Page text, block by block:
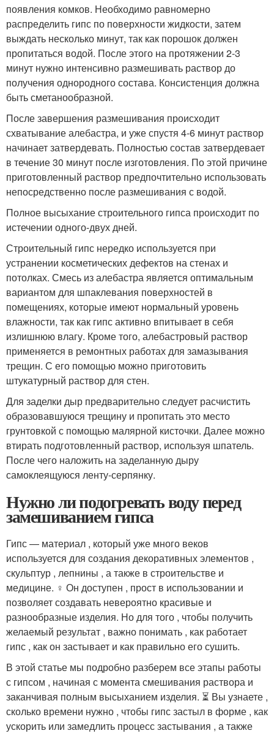
появления комков. Необходимо равномерно
распределить гипс по поверхности жидкости, затем
выждать несколько минут, так как порошок должен
пропитаться водой. После этого на протяжении 2-3
минут нужно интенсивно размешивать раствор до
получения однородного состава. Консистенция должна
быть сметанообразной.
После завершения размешивания происходит
схватывание алебастра, и уже спустя 4-6 минут раствор
начинает затвердевать. Полностью состав затвердевает
в течение 30 минут после изготовления. По этой причине
приготовленный раствор предпочтительно использовать
непосредственно после размешивания с водой.
Полное высыхание строительного гипса происходит по
истечении одного-двух дней.
Строительный гипс нередко используется при
устранении косметических дефектов на стенах и
потолках. Смесь из алебастра является оптимальным
вариантом для шпаклевания поверхностей в
помещениях, которые имеют нормальный уровень
влажности, так как гипс активно впитывает в себя
излишнюю влагу. Кроме того, алебастровый раствор
применяется в ремонтных работах для замазывания
трещин. С его помощью можно приготовить
штукатурный раствор для стен.
Для заделки дыр предварительно следует расчистить
образовавшуюся трещину и пропитать это место
грунтовкой с помощью малярной кисточки. Далее можно
втирать подготовленный раствор, используя шпатель.
После чего наложить на заделанную дыру
самоклеящуюся ленту-серпянку.
Нужно ли подогревать воду перед
замешиванием гипса
Гипс — материал , который уже много веков
используется для создания декоративных элементов ,
скульптур , лепнины , а также в строительстве и
медицине. ‍♀️ Он доступен , прост в использовании и
позволяет создавать невероятно красивые и
разнообразные изделия. Но для того , чтобы получить
желаемый результат , важно понимать , как работает
гипс , как он застывает и как правильно его сушить.
В этой статье мы подробно разберем все этапы работы
с гипсом , начиная с момента смешивания раствора и
заканчивая полным высыханием изделия. ⏳ Вы узнаете ,
сколько времени нужно , чтобы гипс застыл в форме , как
ускорить или замедлить процесс застывания , а также